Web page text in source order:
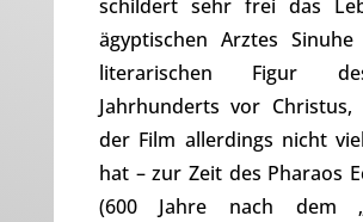
schildert sehr frei das
ägyptischen Arztes
literarischen Figur
Jahrhunderts vor
der Film allerdings nicht
hat – zur Zeit des Pharaos
(600 Jahre nach dem